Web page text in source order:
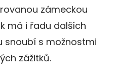
zámeckou
má i řadu dalších
snoubí s možnostmi
zážitků.